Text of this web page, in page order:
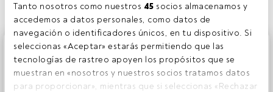
Tanto nosotros como nuestros 45 socios almacenamos y
accedemos a datos personales, como datos de
navegación o identificadores únicos, en tu dispositivo. Si
seleccionas «Aceptar» estarás permitiendo que las
tecnologías de rastreo apoyen los propósitos que se
muestran en «nosotros y nuestros socios tratamos datos
para proporcionar», mientras que si seleccionas «Rechazar
Este es un artículo exclusivo para los usuarios registrados
de FundsPeople. Si ya estás registrado, accede desde el
botón Login. Si aún no tienes cuenta, te invitamos a
registrarte y disfrutar de todo el universo que ofrece